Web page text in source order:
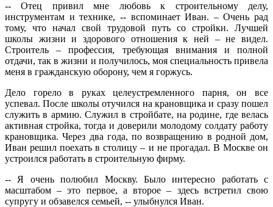
‑‑ Отец привил мне любовь к строительному делу,
инструментам и технике, ‑‑ вспоминает Иван. – Очень рад
тому, что начал свой трудовой путь со стройки. Лучшей
школы жизни и здорового отношения к ней – не видел.
Строитель – профессия, требующая внимания и полной
отдачи, так в жизни и получилось, моя специальность привела
меня в гражданскую оборону, чем я горжусь.
Дело горело в руках целеустремленного парня, он все
успевал. После школы отучился на крановщика и сразу пошел
служить в армию. Служил в стройбате, на родине, где велась
активная стройка, тогда и доверили молодому солдату работу
крановщика. Через два года, по возвращению в родной дом,
Иван решил поехать в столицу – и не прогадал. В Москве он
устроился работать в строительную фирму.
‑‑ Я очень полюбил Москву. Было интересно работать с
масштабом – это первое, а второе – здесь встретил свою
супругу и обзавелся семьей, ‑‑ улыбнулся Иван.